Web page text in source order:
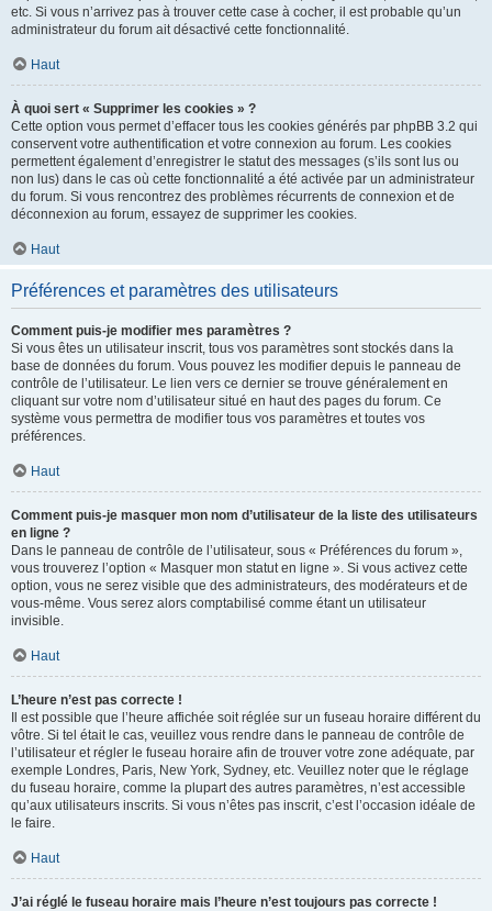
etc. Si vous n’arrivez pas à trouver cette case à cocher, il est probable qu’un
administrateur du forum ait désactivé cette fonctionnalité.
Haut
À quoi sert « Supprimer les cookies » ?
Cette option vous permet d’effacer tous les cookies générés par phpBB 3.2 qui
conservent votre authentification et votre connexion au forum. Les cookies
permettent également d’enregistrer le statut des messages (s’ils sont lus ou
non lus) dans le cas où cette fonctionnalité a été activée par un administrateur
du forum. Si vous rencontrez des problèmes récurrents de connexion et de
déconnexion au forum, essayez de supprimer les cookies.
Haut
Préférences et paramètres des utilisateurs
Comment puis-je modifier mes paramètres ?
Si vous êtes un utilisateur inscrit, tous vos paramètres sont stockés dans la
base de données du forum. Vous pouvez les modifier depuis le panneau de
contrôle de l’utilisateur. Le lien vers ce dernier se trouve généralement en
cliquant sur votre nom d’utilisateur situé en haut des pages du forum. Ce
système vous permettra de modifier tous vos paramètres et toutes vos
préférences.
Haut
Comment puis-je masquer mon nom d’utilisateur de la liste des utilisateurs
en ligne ?
Dans le panneau de contrôle de l’utilisateur, sous « Préférences du forum »,
vous trouverez l’option « Masquer mon statut en ligne ». Si vous activez cette
option, vous ne serez visible que des administrateurs, des modérateurs et de
vous-même. Vous serez alors comptabilisé comme étant un utilisateur
invisible.
Haut
L’heure n’est pas correcte !
Il est possible que l’heure affichée soit réglée sur un fuseau horaire différent du
vôtre. Si tel était le cas, veuillez vous rendre dans le panneau de contrôle de
l’utilisateur et régler le fuseau horaire afin de trouver votre zone adéquate, par
exemple Londres, Paris, New York, Sydney, etc. Veuillez noter que le réglage
du fuseau horaire, comme la plupart des autres paramètres, n’est accessible
qu’aux utilisateurs inscrits. Si vous n’êtes pas inscrit, c’est l’occasion idéale de
le faire.
Haut
J’ai réglé le fuseau horaire mais l’heure n’est toujours pas correcte !